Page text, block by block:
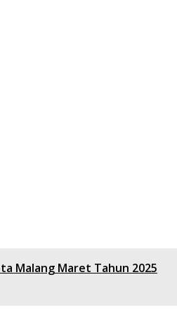
Malang Maret Tahun 2025